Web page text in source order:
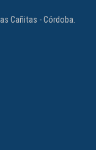
Cañitas - Córdoba.